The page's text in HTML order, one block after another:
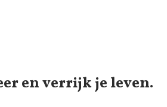
en verrijk je leven.